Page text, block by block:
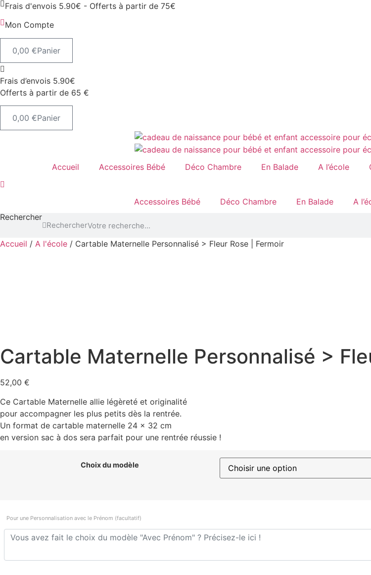
Frais d'envois 5.90€ - Offerts à partir de 75€
Mon Compte
0,00 €Panier
Frais d’envois 5.90€
Offerts à partir de 65 €
0,00 €Panier
Accueil Accessoires Bébé Déco Chambre En Balade A l’école
Accessoires Bébé Déco Chambre En Balade A
Rechercher
Rechercher
Accueil / A l'école / Cartable Maternelle Personnalisé > Fleur Rose | Fermoir
Cartable Maternelle Personnalisé >
52,00 €
Ce Cartable Maternelle allie légèreté et originalité
pour accompagner les plus petits dès la rentrée.
Un format de cartable maternelle 24 x 32 cm
en version sac à dos sera parfait pour une rentrée réussie !
Choix du modèle
Pour une Personnalisation avec le Prénom (facultatif)